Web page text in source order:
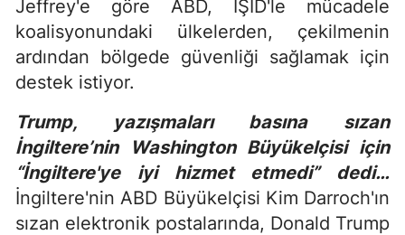
Jeffrey'e göre ABD, IŞİD'le mücadele
koalisyonundaki ülkelerden, çekilmenin
ardından bölgede güvenliği sağlamak için
destek istiyor.
Trump, yazışmaları basına sızan
İngiltere’nin Washington Büyükelçisi için
“İngiltere'ye iyi hizmet etmedi” dedi…
İngiltere'nin ABD Büyükelçisi Kim Darroch'ın
sızan elektronik postalarında, Donald Trump